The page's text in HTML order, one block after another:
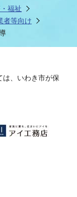
福祉
者等向け
は、いわき市が保